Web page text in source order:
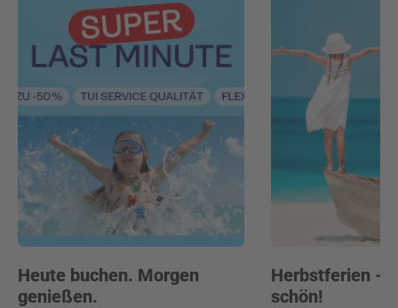
Heute buchen. Morgen
genießen.
Herbstferien -
schön!